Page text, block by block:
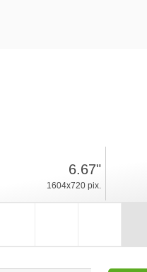
6.67"
1604x720 pix.